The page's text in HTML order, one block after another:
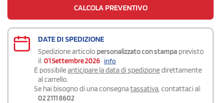
CALCOLA PREVENTIVO
DATE DI SPEDIZIONE
Spedizione articolo personalizzato con stampa previsto
il: 01 Settembre 2026 info
É possibileanticipare la data di spedizionedirettamente
al carrello.
Se hai bisogno di una consegnatassativa, contattaci al:
02 2111 8602